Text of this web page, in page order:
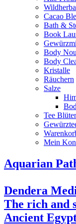
Cacao
Bath &
Book
Body
Body
Kristalle
Räuchern
Salze
Tee
Mein
Aquarian
Dendera
The rich and
Ancient